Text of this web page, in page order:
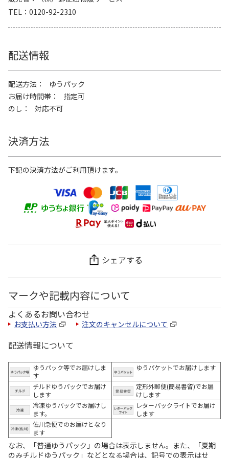
TEL
0120-92-2310
配送情報
配送方法
ゆうパック
お届け時間帯
指定可
のし
対応不可
決済方法
下記の決済方法がご利用頂けます。
シェアする
マークや記載内容について
よくあるお問い合わせ
お支払い方法 注文のキャンセルについて
配送情報について
ゆうパック等でお届けしま
す
ゆうパケットでお届けします
チルドゆうパックでお届け
します
定形外郵便(簡易書留)でお届
けします
冷凍ゆうパックでお届けし
ます。
レターパックライトでお届け
します
佐川急便でのお届けとなり
ます
なお、「普通ゆうパック」の場合は表示しません。また、「夏期
のみチルドゆうパック」などとなる場合は、記号での表示はせ